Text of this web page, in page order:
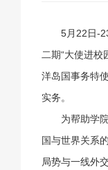
5月22日-
二期“大使进
洋岛国事务特
实务。
为帮助学
国与世界关系
局势与一线外